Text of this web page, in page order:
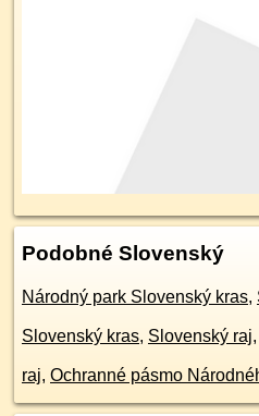
Podobné Slovenský
Národný park Slovenský kras,
Slovenský kras, Slovenský raj,
raj, Ochranné pásmo